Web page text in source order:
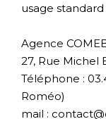
usage
Agence
27, Rue Michel
Téléphone :
Roméo)
mail :